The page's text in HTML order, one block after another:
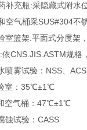
补充瓶:采隐藏式附水
空气桶采SUS#304不
室篮架:平面式分度
CNS.JIS.ASTM规格
喷雾试验：NSS、
室：35℃±1℃
空气桶：47℃±1℃
蚀试验：CASS